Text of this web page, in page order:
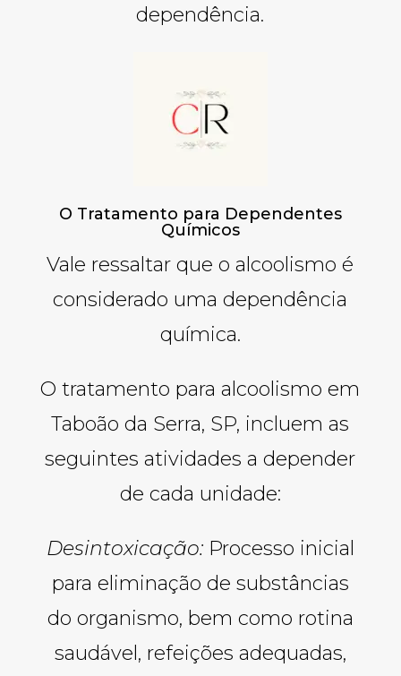
dependência.
O Tratamento para Dependentes
Químicos
Vale ressaltar que o alcoolismo é
considerado uma dependência
química.
O tratamento para alcoolismo em
Taboão da Serra, SP, incluem as
seguintes atividades a depender
de cada unidade:
Desintoxicação: Processo inicial
para eliminação de substâncias
do organismo, bem como rotina
saudável, refeições adequadas,